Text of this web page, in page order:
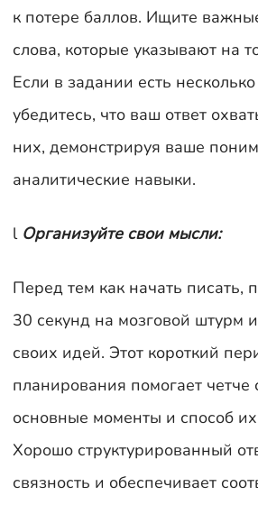
к потере баллов. Ищите
слова, которые указывают на
Если в задании есть
убедитесь, что ваш ответ
них, демонстрируя ваше
аналитические навыки.
l Организуйте свои мысли:
Перед тем как начать писать,
30 секунд на мозговой штурм
своих идей. Этот короткий
планирования помогает четче
основные моменты и способ
Хорошо структурированный
связность и обеспечивает